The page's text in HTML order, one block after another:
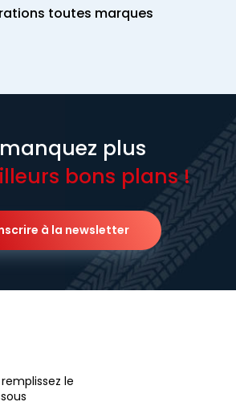
toutes marques
plus
bons plans !
à la newsletter
le